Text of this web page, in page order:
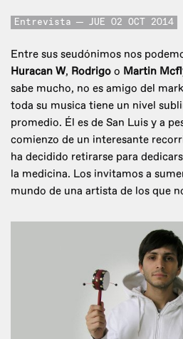
Entrevista JUE 02 OCT 2014
Entre sus seudónimos nos
Huracan W, Rodrigo o Martin
sabe mucho, no es amigo del
toda su musica tiene un nivel
promedio. Él es de San Luis y a
comienzo de un interesante
ha decidido retirarse para
la medicina. Los invitamos a
mundo de una artista de los que